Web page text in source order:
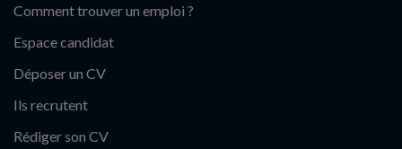
Comment trouver un emploi ?
Espace candidat
Déposer un CV
Ils recrutent
Rédiger son CV